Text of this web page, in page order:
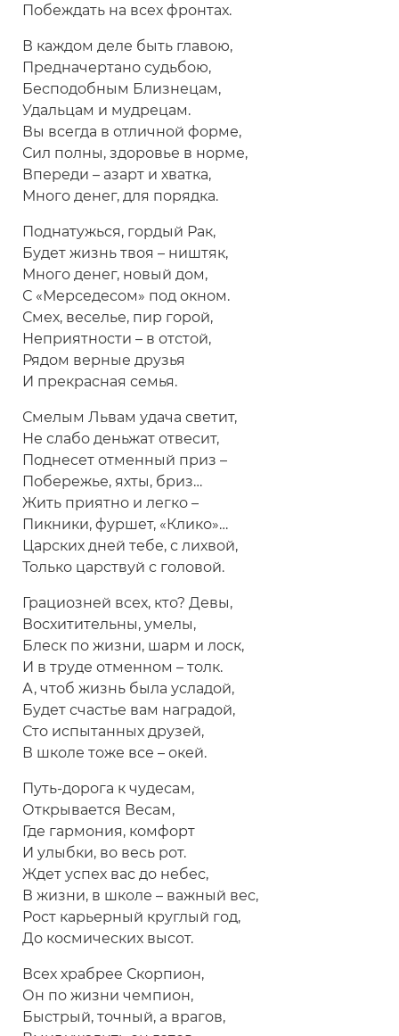
Побеждать на всех фронтах.
В каждом деле быть главою,
Предначертано судьбою,
Бесподобным Близнецам,
Удальцам и мудрецам.
Вы всегда в отличной форме,
Сил полны, здоровье в норме,
Впереди – азарт и хватка,
Много денег, для порядка.
Поднатужься, гордый Рак,
Будет жизнь твоя – ништяк,
Много денег, новый дом,
С «Мерседесом» под окном.
Смех, веселье, пир горой,
Неприятности – в отстой,
Рядом верные друзья
И прекрасная семья.
Смелым Львам удача светит,
Не слабо деньжат отвесит,
Поднесет отменный приз –
Побережье, яхты, бриз…
Жить приятно и легко –
Пикники, фуршет, «Клико»…
Царских дней тебе, с лихвой,
Только царствуй с головой.
Грациозней всех, кто? Девы,
Восхитительны, умелы,
Блеск по жизни, шарм и лоск,
И в труде отменном – толк.
А, чтоб жизнь была усладой,
Будет счастье вам наградой,
Сто испытанных друзей,
В школе тоже все – окей.
Путь-дорога к чудесам,
Открывается Весам,
Где гармония, комфорт
И улыбки, во весь рот.
Ждет успех вас до небес,
В жизни, в школе – важный вес,
Рост карьерный круглый год,
До космических высот.
Всех храбрее Скорпион,
Он по жизни чемпион,
Быстрый, точный, а врагов,